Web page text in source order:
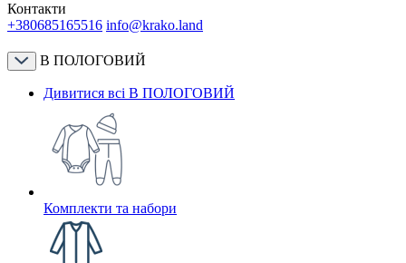
Контакти
+380685165516 info@krako.land
В ПОЛОГОВИЙ
Дивитися всі В ПОЛОГОВИЙ
Комплекти та набори